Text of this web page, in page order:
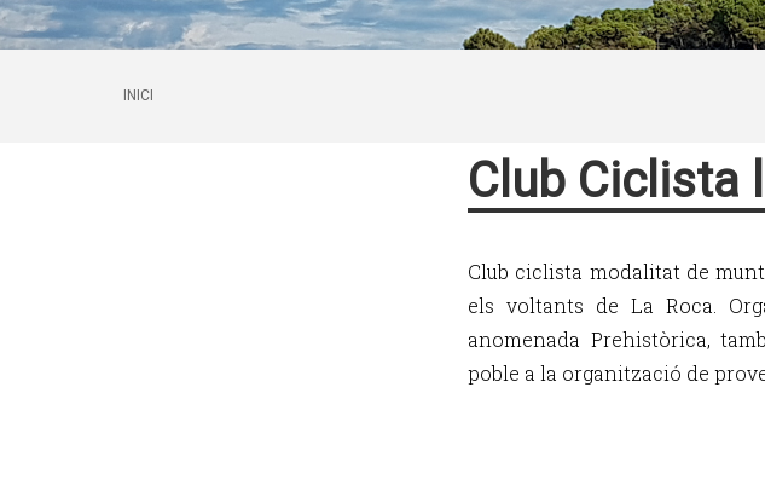
INICI
Club Ciclista
Club ciclista modalitat de
els voltants de La Roca.
anomenada Prehistòrica,
poble a la organització de